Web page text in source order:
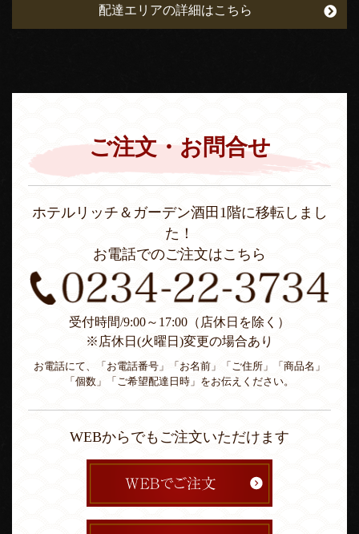
配達エリアの詳細はこちら
ご注文・お問合せ
ホテルリッチ＆ガーデン酒田1階に移転しまし
た！
お電話でのご注文はこちら
受付時間/9:00～17:00（店休日を除く）
※店休日(火曜日)変更の場合あり
お電話にて、「お電話番号」「お名前」「ご住所」「商品名」
「個数」「ご希望配達日時」をお伝えください。
WEBからでもご注文いただけます